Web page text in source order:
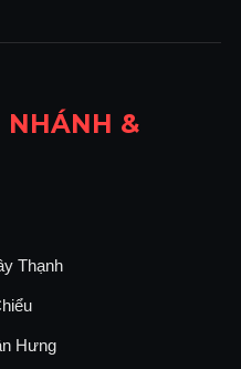
NHÁNH &
Thạnh
Hưng